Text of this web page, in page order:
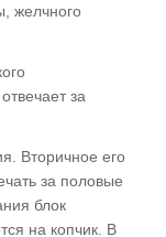
желчного
за
Вторичное его
за половые
блок
на копчик. В